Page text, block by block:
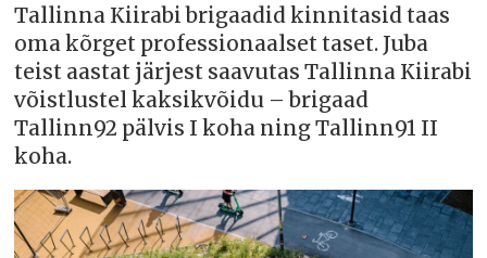
Tallinna Kiirabi brigaadid kinnitasid taas
oma kõrget professionaalset taset. Juba
teist aastat järjest saavutas Tallinna Kiirabi
võistlustel kaksikvõidu – brigaad
Tallinn92 pälvis I koha ning Tallinn91 II
koha.